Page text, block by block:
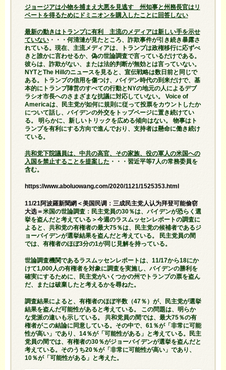
ジョージアは小物を捕まえ大悪を見逃す 州知事と州務長官はリ
ベートを得るためにドミニオンを購入したことに回答しない
最新の動きはトランプに有利 主流のメディアは新しい手を示せ
ていない・・・何清漣が見たところ、詐欺事件が引き続き暴露さ
れている。現在、主流メディアは、トランプは政権移行に応ずべ
きと誰かに言わせるか、偽の世論調査で言っているだけである。
彼らは、詐欺がない、または法的判断が無効とは言っていない。
NYTとThe Hillのニュースを見ると、宣伝戦略は数日前と同じで
ある。トランプの信用を傷つけ、バイデン時代の到来だけで、基
本的にトランプ陣営のすべての行動とNYの地元の人によるデブ
ラシオ市長へのさまざまな抗議に対応していない。 Voice of
Americaは、民主党が如何に規則に従って投票をカウントしたか
について話し、バイデンの外交をトップページに置き続けてい
る。 明らかに、新しいトリックを広める傾向はない。 物事はト
ランプを有利にする方向で進んでおり、支持者は懸命に働き続け
ている。
共和党下院議員は、中共の高官、その家族、役の軍人の米国への
入国を禁止することを提案した ・・・習近平等7人の常務委員を
含む。
https://www.aboluowang.com/2020/1121/1525353.html
11/21阿波羅新聞網＜美国民调：三成民主党人认为拜登可能偷窃
大选＝米国の世論調査：民主党員の30％は、バイデンが恐らく選
挙を盗んだと考えている＞今週のラスムッセンレポートの調査に
よると、共和党の有権者の最大75％は、民主党の候補者であるジ
ョーバイデンが選挙結果を盗んだと考えている。 民主党員の間
では、有権者のほぼ3分の1が同じ見解を持っている。
世論調査機関であるラスムッセンレポートは、11/17から18にか
けて1,000人の有権者を対象に調査を実施し、バイデンの勝利を
確実にするために、民主党がいくつかの州でトランプの票を盗ん
だ、または破棄したと考えるかを尋ねた。
調査結果によると、有権者のほぼ半数（47％）が、民主党が選挙
結果を盗んだ可能性があると考えている。 この問題は、明らか
な党派の違いも示している。 共和党員の間では、最大75％の有
権者がこの結論に同意している。その中で、61％が「非常に可能
性が高い」であり、14％が「可能性がある」と考えている。民主
党員の間では、有権者の30％がジョーバイデンが選挙を盗んだと
考えている。そのうち20％が「非常に可能性が高い」であり、
10％が「可能性がある」と考えた。